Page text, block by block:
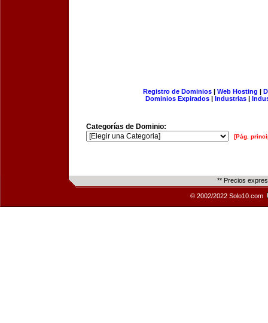
Registro de Dominios| Web Hosting |
Dominios Expirados | Industrias |
Categorías de Dominio:
[Pág.
** Precios
© 2002/2022 Solo10.com